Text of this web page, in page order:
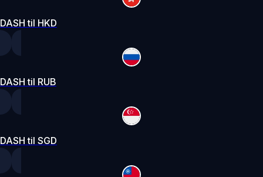
DASH til HKD
DASH til RUB
DASH til SGD